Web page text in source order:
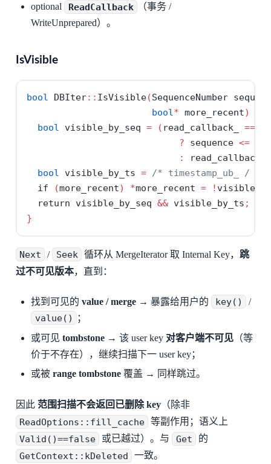
optional
ReadCallback
（事务 /
WriteUnprepared）。
IsVisible
bool DBIter:: IsVisible(SequenceNumber
bool* more_recent)
bool visible_by_seq = ( read_callback_ ==
? sequence <=
:
read_callback_
bool visible_by_ts = /* timestamp_ub_ /
if
(more_recent) *more_recent = !
return visible_by_seq && visible_by_ts ;
}
Next / Seek 循环从 MergeIterator 取 Internal Key， 跳
过不可见版本，直到：
找到可见的value / merge → 暴露给用户的 key() /
value()
；
或可见tombstone → 该 user key 对客户端不可见 （等
价于不存在），继续扫描下一 user key；
或被range tombstone 覆盖 → 同样跳过。
因此 范围扫描不会返回已删除 key（除非
ReadOptions::fill_cache 等副作用；语义上
Valid()==false 或已越过）。与 Get 的
GetContext::kDeleted 一致。